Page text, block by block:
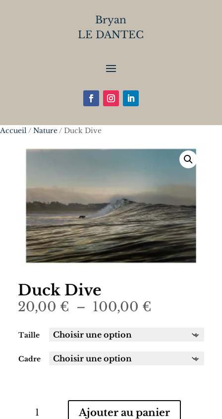
Bryan
LE DANTEC
Accueil / Nature/ Duck Dive
Duck Dive
20,00 € – 100,00 €
20,00 €
100,00 €
Taille
Cadre
Ajouter au panier